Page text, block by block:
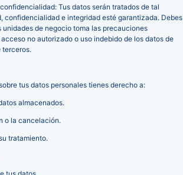
Tus datos serán tratados de tal
confidencialidad e integridad esté garantizada. Debes
unidades de negocio toma las precauciones
no autorizado o uso indebido de los datos de
terceros.
tus datos personales tienes derecho a:
almacenados.
o la cancelación.
tratamiento.